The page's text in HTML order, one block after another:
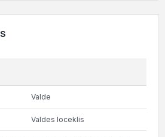
Valde
Valdes loceklis